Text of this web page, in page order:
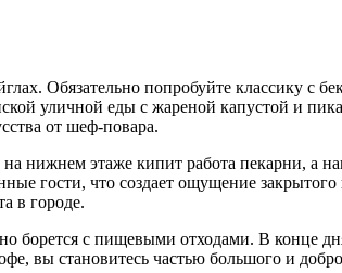
Обязательно попробуйте классику с
уличной еды с жареной капустой и
от шеф-повара.
этаже кипит работа пекарни, а
гости, что создает ощущение
в городе.
борется с пищевыми отходами. В конце
вы становитесь частью большого и